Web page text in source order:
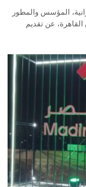
المؤسس والمطور
عن تقديم